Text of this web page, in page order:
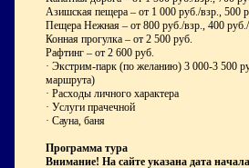
Азишская пещера – от 1 000 руб./взр., 500
Пещера Нежная – от 800 руб./взр., 400 руб./
Конная прогулка – от 2 500 руб.
Рафтинг – от 2 600 руб.
· Экстрим-парк (по желанию) 3 000-3 500
маршрута)
· Расходы личного характера
· Услуги прачечной
· Сауна, баня
Программа тура
Внимание! На сайте указана дата